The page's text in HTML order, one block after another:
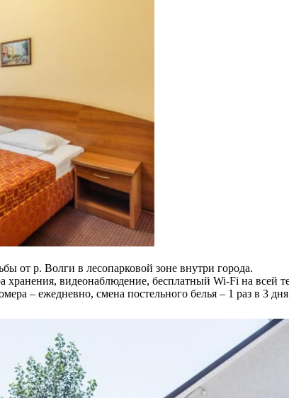
от р. Волги в лесопарковой зоне внутри города.
хранения, видеонаблюдение, бесплатный Wi-Fi на всей
– ежедневно, смена постельного белья – 1 раз в 3